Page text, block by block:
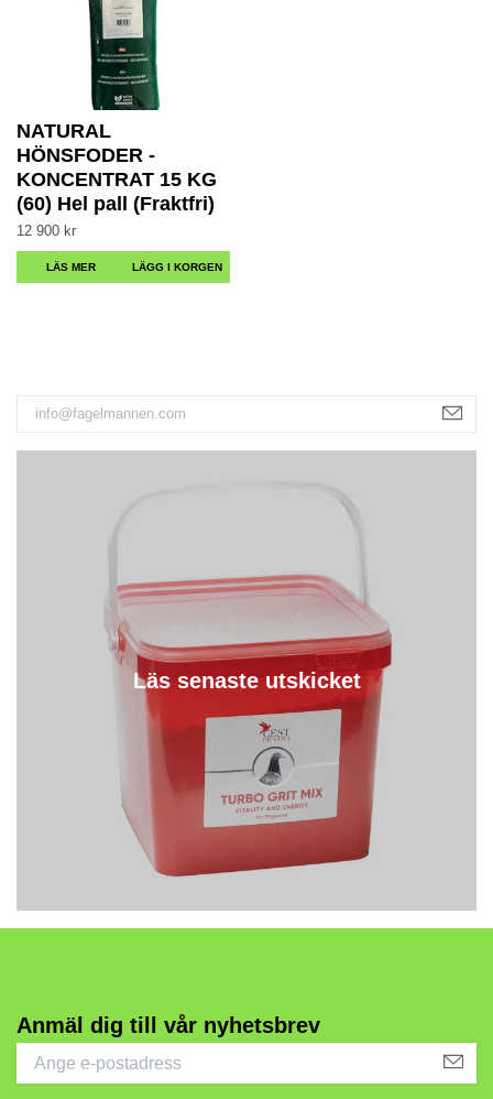
Läs senaste utskicket
NATURAL
HÖNSFODER -
KONCENTRAT 15 KG
(60) Hel pall (Fraktfri)
12 900 kr
LÄS MER
Anmäl dig till vår nyhetsbrev